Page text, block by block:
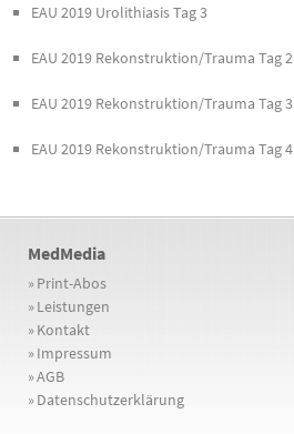
EAU 2019 Urolithiasis Tag 3
EAU 2019 Rekonstruktion/Trauma Tag 2
EAU 2019 Rekonstruktion/Trauma Tag 3
EAU 2019 Rekonstruktion/Trauma Tag 4
MedMedia
»Print-Abos
»Leistungen
»Kontakt
»Impressum
»AGB
»Datenschutzerklärung